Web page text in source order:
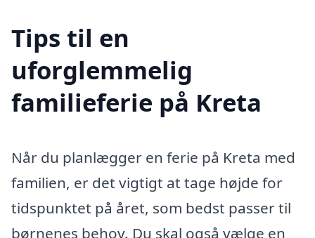
Tips til en
uforglemmelig
familieferie på Kreta
Når du planlægger en ferie på Kreta med
familien, er det vigtigt at tage højde for
tidspunktet på året, som bedst passer til
børnenes behov. Du skal også vælge en